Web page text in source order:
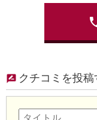
クチコミを投稿